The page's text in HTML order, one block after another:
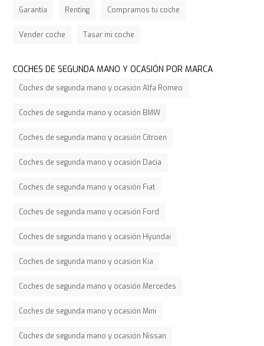
Garantía Renting Compramos tu coche
Vender coche Tasar mi coche
COCHES DE SEGUNDA MANO Y OCASIÓN POR MARCA
Coches de segunda mano y ocasión Alfa Romeo
Coches de segunda mano y ocasión BMW
Coches de segunda mano y ocasión Citroen
Coches de segunda mano y ocasión Dacia
Coches de segunda mano y ocasión Fiat
Coches de segunda mano y ocasión Ford
Coches de segunda mano y ocasión Hyundai
Coches de segunda mano y ocasión Kia
Coches de segunda mano y ocasión Mercedes
Coches de segunda mano y ocasión Mini
Coches de segunda mano y ocasión Nissan